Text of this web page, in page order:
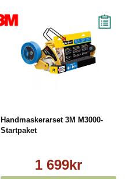
Handmaskerarset 3M M3000-
Startpaket
1 699kr